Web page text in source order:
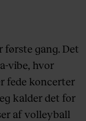
første gang. Det
vibe, hvor
fede koncerter
kalder det for
af volleyball